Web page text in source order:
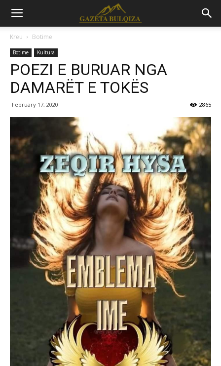
Kreu Botime
Botime Kultura
POEZI E BURUAR NGA
DAMARËT E TOKËS
February 17, 2020 2865